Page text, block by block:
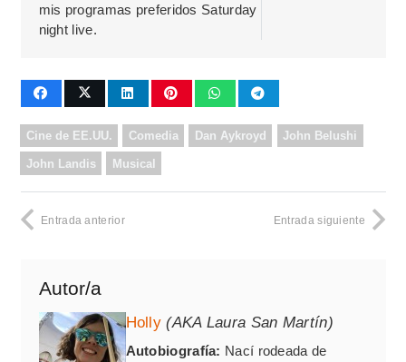
mis programas preferidos Saturday
night live.
Cine de EE.UU. Comedia Dan Aykroyd John Belushi
John Landis Musical
Entrada anterior Entrada siguiente
Autor/a
Holly (AKA Laura San Martín)
Autobiografía: Nací rodeada de